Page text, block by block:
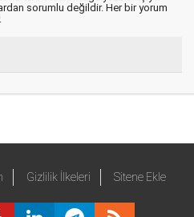
sorumlu değildir. Her bir yorum
Gizlilik İlkeleri Sitene Ekle